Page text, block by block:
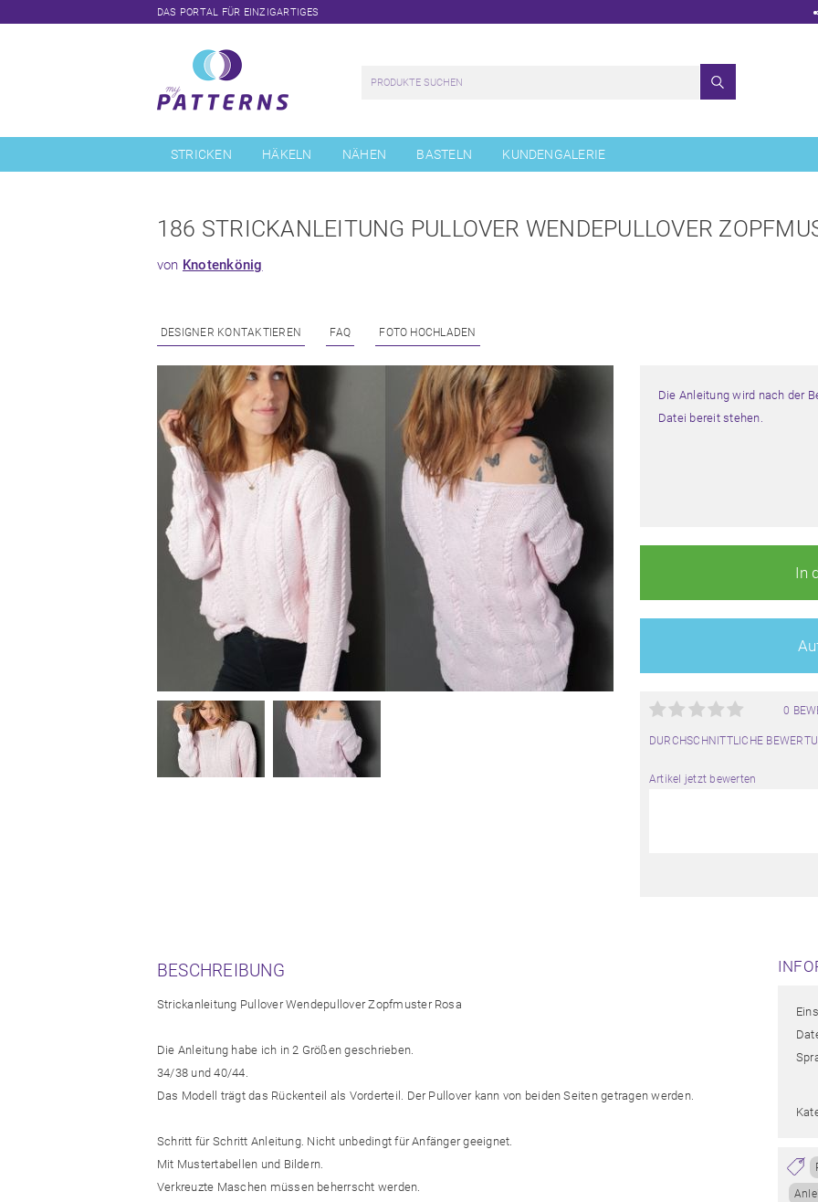
DAS PORTAL FÜR EINZIGARTIGES
überspringen
STRICKEN HÄKELN NÄHEN BASTELN KUNDENGALERIE
186 STRICKANLEITUNG PULLOVER WENDEPULLOVER
von Knotenkönig
DESIGNER KONTAKTIEREN FAQ FOTO HOCHLADEN
Die Anleitung wird nach der
Datei bereit stehen.
In
0
DURCHSCHNITTLICHE
Artikel jetzt bewerten
BESCHREIBUNG
Strickanleitung Pullover Wendepullover Zopfmuster Rosa
Die Anleitung habe ich in 2 Größen geschrieben.
34/38 und 40/44.
Das Modell trägt das Rückenteil als Vorderteil. Der Pullover kann von beiden Seiten getragen werden.
Schritt für Schritt Anleitung. Nicht unbedingt für Anfänger geeignet.
Mit Mustertabellen und Bildern.
Verkreuzte Maschen müssen beherrscht werden.